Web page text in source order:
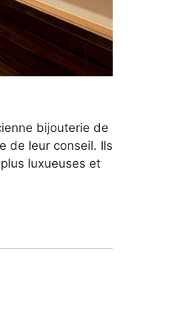
bijouterie de
de leur conseil. Ils
luxueuses et